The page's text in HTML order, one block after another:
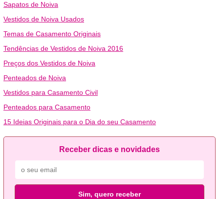
Sapatos de Noiva
Vestidos de Noiva Usados
Temas de Casamento Originais
Tendências de Vestidos de Noiva 2016
Preços dos Vestidos de Noiva
Penteados de Noiva
Vestidos para Casamento Civil
Penteados para Casamento
15 Ideias Originais para o Dia do seu Casamento
Receber dicas e novidades
Sim, quero receber